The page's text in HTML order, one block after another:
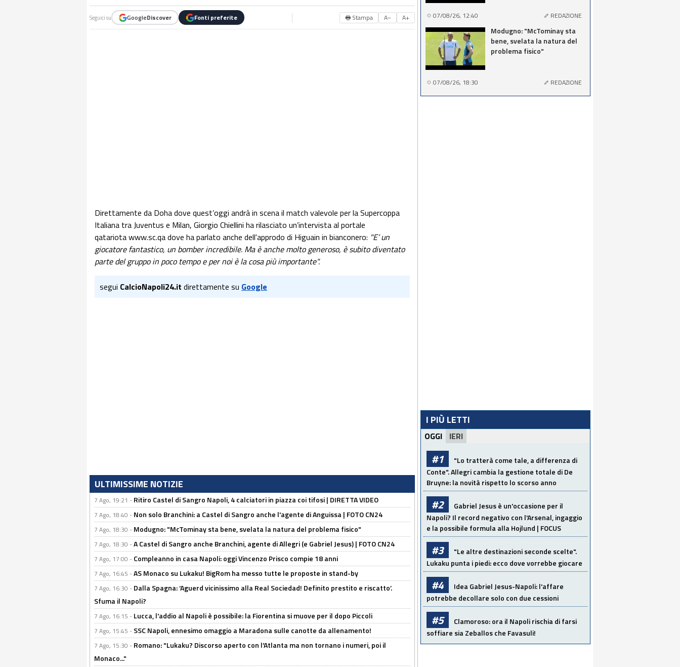
Seguici su GoogleDiscover Fonti preferite 🖶 Stampa A− A+
Direttamente da Doha dove quest’oggi andrà in scena il match valevole per la Supercoppa
Italiana tra Juventus e Milan, Giorgio Chiellini ha rilasciato un’intervista al portale
qatariota www.sc.qa dove ha parlato anche dell'approdo di Higuain in bianconero: "E’ un
giocatore fantastico, un bomber incredibile. Ma è anche molto generoso, è subito diventato
parte del gruppo in poco tempo e per noi è la cosa più importante".
segui CalcioNapoli24.it direttamente su Google
ULTIMISSIME NOTIZIE
7 Ago, 19:21 - Ritiro Castel di Sangro Napoli, 4 calciatori in piazza coi tifosi | DIRETTA VIDEO
7 Ago, 18:40 - Non solo Branchini: a Castel di Sangro anche l'agente di Anguissa | FOTO CN24
7 Ago, 18:30 - Modugno: "McTominay sta bene, svelata la natura del problema fisico"
7 Ago, 18:30 -A Castel di Sangro anche Branchini, agente di Allegri (e Gabriel Jesus) | FOTO CN24
7 Ago, 17:00 - Compleanno in casa Napoli: oggi Vincenzo Prisco compie 18 anni
7 Ago, 16:45 -AS Monaco su Lukaku! BigRom ha messo tutte le proposte in stand-by
7 Ago, 16:30 - Dalla Spagna: ‘Aguerd vicinissimo alla Real Sociedad! Definito prestito e riscatto’.
Sfuma il Napoli?
7 Ago, 16:15 - Lucca, l'addio al Napoli è possibile: la Fiorentina si muove per il dopo Piccoli
7 Ago, 15:45 - SSC Napoli, ennesimo omaggio a Maradona sulle canotte da allenamento!
7 Ago, 15:30 - Romano: "Lukaku? Discorso aperto con l'Atlanta ma non tornano i numeri, poi il
Monaco..."
07/08/26, 12:40 REDAZIONE
Modugno: "McTominay sta
bene, svelata la natura del
problema fisico"
07/08/26, 18:30 REDAZIONE
I PIÙ LETTI
OGGI IERI
#1
"Lo tratterà come tale, a differenza di
Conte". Allegri cambia la gestione totale di De
Bruyne: la novità rispetto lo scorso anno
#2
Gabriel Jesus è un'occasione per il
Napoli? Il record negativo con l'Arsenal, ingaggio
e la possibile formula alla Hojlund | FOCUS
#3
"Le altre destinazioni seconde scelte".
Lukaku punta i piedi: ecco dove vorrebbe giocare
#4
Idea Gabriel Jesus-Napoli: l'affare
potrebbe decollare solo con due cessioni
#5
Clamoroso: ora il Napoli rischia di farsi
soffiare sia Zeballos che Favasuli!